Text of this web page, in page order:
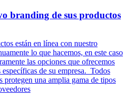
branding de sus productos
están en línea con nuestro
lo que hacemos, en este caso
las opciones que ofrecemos
específicas de su empresa. Todos
protegen una amplia gama de tipos